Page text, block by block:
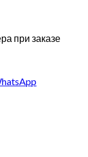
при заказе